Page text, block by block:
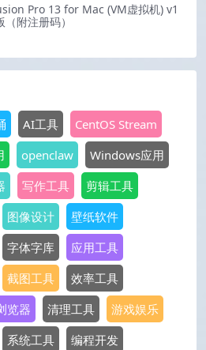
Pro 13 for Mac (VM虚拟机) v1
附注册码）
AI工具
CentOS Stream
openclaw
Windows应用
写作工具
剪辑工具
图像设计
壁纸软件
字体字库
应用工具
截图工具
效率工具
览器 清理工具
游戏娱乐
系统工具
编程开发